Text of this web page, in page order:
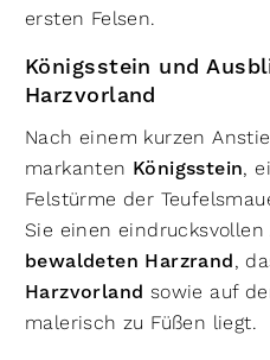
ersten Felsen.
Königsstein und
Harzvorland
Nach einem kurzen
markanten Königsstein,
Felstürme der
Sie einen eindrucksvollen
bewaldeten Harzrand,
Harzvorland sowie auf
malerisch zu Füßen liegt.